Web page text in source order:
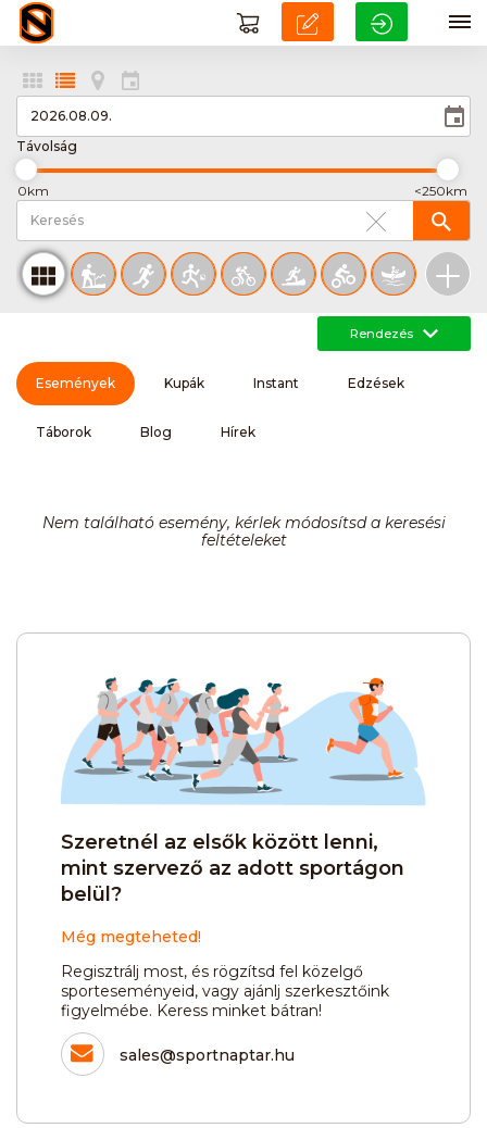
Távolság
0km <250km
Rendezés
Események Kupák Instant Edzések
Táborok Blog Hírek
Nem található esemény, kérlek módosítsd a keresési
feltételeket
Szeretnél az elsők között lenni,
mint szervező az adott sportágon
belül?
Még megteheted!
Regisztrálj most, és rögzítsd fel közelgő
sporteseményeid, vagy ajánlj szerkesztőink
figyelmébe. Keress minket bátran!
sales@sportnaptar.hu